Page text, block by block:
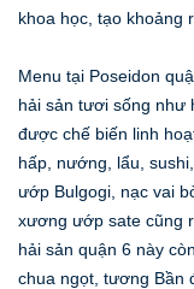
khoa học, tạo khoảng
Menu tại Poseidon
hải sản tươi sống như
được chế biến linh
hấp, nướng, lẩu,
ướp Bulgogi, nạc vai
xương ướp sate cũng
hải sản quận 6 này
chua ngọt, tương Bần